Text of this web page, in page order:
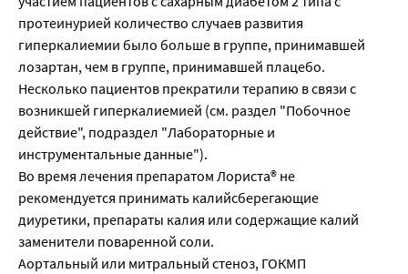
протеинурией количество случаев развития
гиперкалиемии было больше в группе, принимавшей
лозартан, чем в группе, принимавшей плацебо.
Несколько пациентов прекратили терапию в связи с
возникшей гиперкалиемией (см. раздел "Побочное
действие", подраздел "Лабораторные и
инструментальные данные").
Во время лечения препаратом Лориста® не
рекомендуется принимать калийсберегающие
диуретики, препараты калия или содержащие калий
заменители поваренной соли.
Аортальный или митральный стеноз, ГОКМП